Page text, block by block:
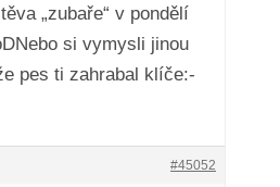
„zubaře“ v pondělí
si vymysli jinou
pes ti zahrabal klíče:-
#45052